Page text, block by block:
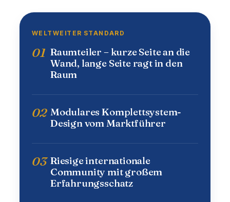
WELTWEITER STANDARD
01 Raumteiler – kurze Seite an die
Wand, lange Seite ragt in den
Raum
02 Modulares Komplettsystem-
Design vom Marktführer
03 Riesige internationale
Community mit großem
Erfahrungsschatz